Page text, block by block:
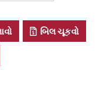
બિલ ચૂકવો